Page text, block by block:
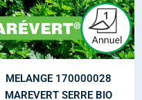
MELANGE 170000028
MAREVERT SERRE BIO